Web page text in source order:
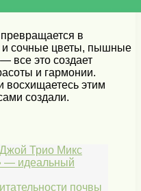
в
и сочные цветы, пышные
все это создает
и гармонии.
восхищаетесь этим
создали.
Трио Микс
— идеальный
почвы